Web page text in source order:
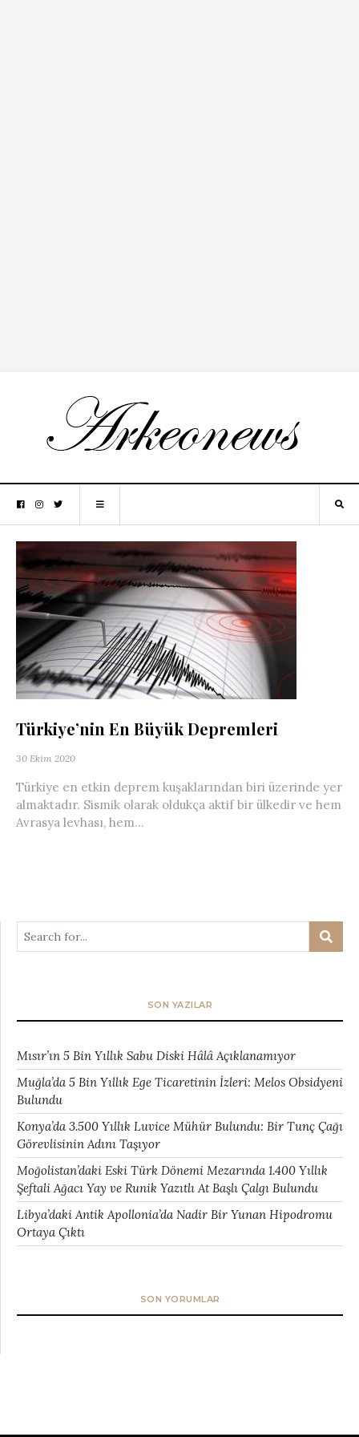
Türkiye’nin En Büyük Depremleri
30 Ekim 2020
Türkiye en etkin deprem kuşaklarından biri üzerinde yer
almaktadır. Sismik olarak oldukça aktif bir ülkedir ve hem
Avrasya levhası, hem...
SON YAZILAR
Mısır’ın 5 Bin Yıllık Sabu Diski Hâlâ Açıklanamıyor
Muğla’da 5 Bin Yıllık Ege Ticaretinin İzleri: Melos Obsidyeni
Bulundu
Konya’da 3.500 Yıllık Luvice Mühür Bulundu: Bir Tunç Çağı
Görevlisinin Adını Taşıyor
Moğolistan’daki Eski Türk Dönemi Mezarında 1.400 Yıllık
Şeftali Ağacı Yay ve Runik Yazıtlı At Başlı Çalgı Bulundu
Libya’daki Antik Apollonia’da Nadir Bir Yunan Hipodromu
Ortaya Çıktı
SON YORUMLAR